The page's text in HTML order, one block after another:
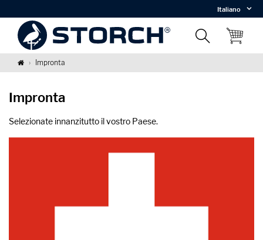
Italiano
Impronta
Impronta
Selezionate innanzitutto il vostro Paese.